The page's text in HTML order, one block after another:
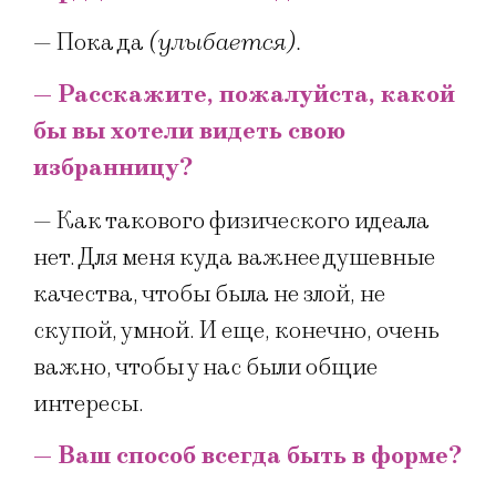
— Пока да (улыбается).
— Расскажите, пожалуйста, какой
бы вы хотели видеть свою
избранницу?
— Как такового физического идеала
нет. Для меня куда важнее душевные
качества, чтобы была не злой, не
скупой, умной. И еще, конечно, очень
важно, чтобы у нас были общие
интересы.
— Ваш способ всегда быть в форме?